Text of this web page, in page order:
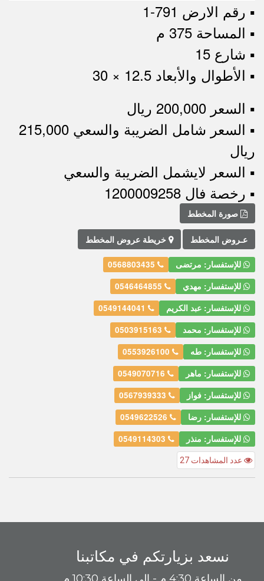
▪︎ رقم الارض 791-1
▪︎ المساحة 375 م
▪︎ شارع 15
▪︎ الأطوال والأبعاد 12.5 × 30
▪︎ السعر 200,000 ريال
▪︎ السعر شامل الضريبة والسعي 215,000
ريال
▪︎ السعر لايشمل الضريبة والسعي
▪︎ رخصة فال 1200009258
صورة المخطط
عـروض المخطط خريطة عروض المخطط
للإستفسار: مرتضى
للإستفسار: مهدي
للإستفسار: عبد الكريم
للإستفسار: محمد
للإستفسار: طه
للإستفسار: ماهر
للإستفسار: فواز
للإستفسار: رضا
للإستفسار: منذر
عدد المشاهدات 27
نسعد بزيارتكم في مكاتبنا